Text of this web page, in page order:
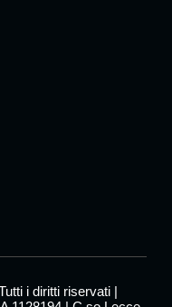
i diritti riservati |